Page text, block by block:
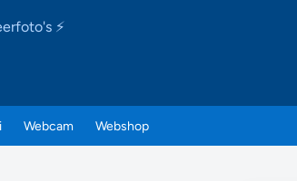
⚡
Webcam Webshop